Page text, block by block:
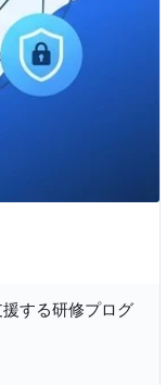
する研修プログ